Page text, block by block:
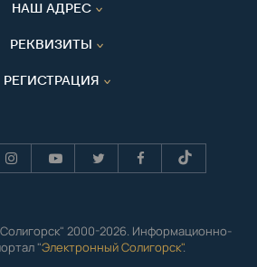
НАШ АДРЕС
РЕКВИЗИТЫ
РЕГИСТРАЦИЯ
2000-2026. Информационно-
"Электронный Солигорск".